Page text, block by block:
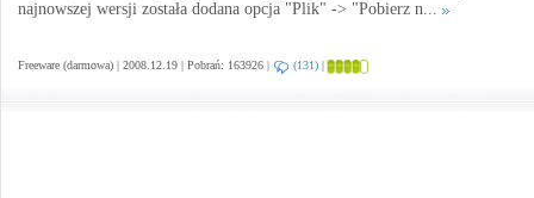
najnowszej wersji została dodana opcja "Plik" -> "Pobierz n...
Freeware (darmowa) | 2008.12.19 | Pobrań: 163926 | (131) |